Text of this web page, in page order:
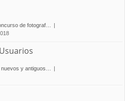
de fotograf…
nuevos y antiguos…